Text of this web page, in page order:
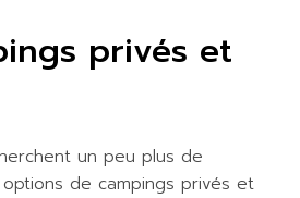
privés et
un peu plus de
de campings privés et